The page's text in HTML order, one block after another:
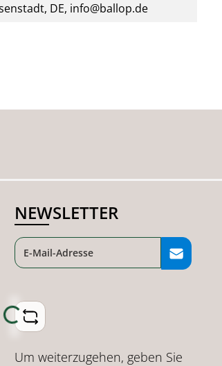
DE, info@ballop.de
NEWSLETTER
Loading...
Um weiterzugehen, geben Sie